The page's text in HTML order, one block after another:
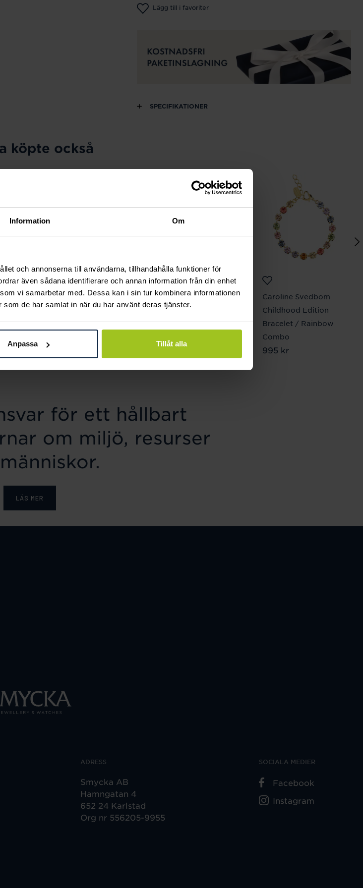
Information Om
och annonserna till användarna, tillhandahålla funktioner för
även sådana identifierare och annan information från din enhet
vi samarbetar med. Dessa kan i sin tur kombinera informationen
de har samlat in när du har använt deras tjänster.
Anpassa Tillåt alla
Lägg till i favoriter
SPECIFIKATIONER
köpte också
Mockberg
Butterfly Gold Hoops
Pris:599 kr
599 kr
Connoisseurs
Precious Jewellery
Cleaner Gold
Caroline Svedbom
Childhood Edition
Bracelet / Rainbow
Combo
Pris:995 kr
995 kr
för ett hållbart
om miljö, resurser
LÄS MER
ADRESS
Smycka AB
Hamngatan 4
652 24 Karlstad
Org nr 556205-9955
SOCIALA MEDIER
Facebook
Instagram